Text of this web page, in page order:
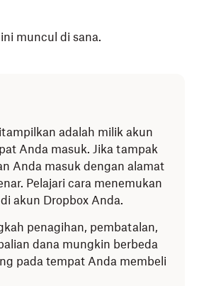
muncul di sana.
adalah milik akun
Anda masuk. Jika tampak
Anda masuk dengan alamat
Pelajari cara menemukan
akun Dropbox Anda.
penagihan, pembatalan,
dana mungkin berbeda
pada tempat Anda membeli